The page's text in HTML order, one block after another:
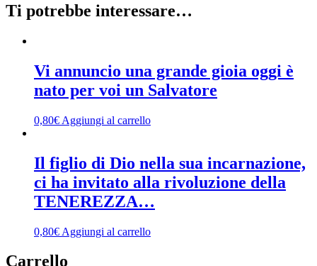
Ti potrebbe interessare…
Vi annuncio una grande gioia oggi è
nato per voi un Salvatore
0,80€ Aggiungi al carrello
Il figlio di Dio nella sua incarnazione,
ci ha invitato alla rivoluzione della
TENEREZZA…
0,80€ Aggiungi al carrello
Carrello